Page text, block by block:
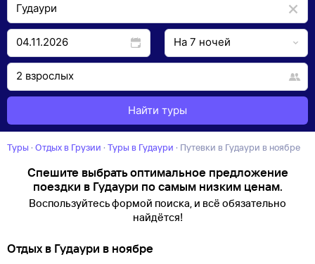
Найти туры
Туры · Отдых в Грузии · Туры в Гудаури · Путевки в Гудаури в ноябре
Спешите выбрать оптимальное предложение
поездки в Гудаури по самым низким ценам.
Воспользуйтесь формой поиска, и всё обязательно
найдётся!
Отдых в Гудаури в ноябре